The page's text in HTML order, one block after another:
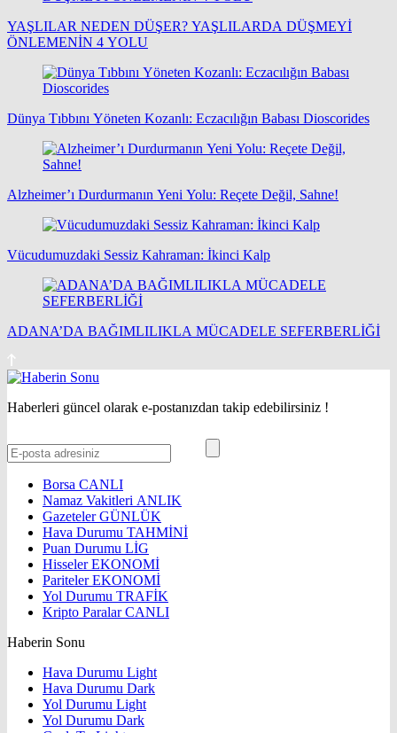
YAŞLILAR NEDEN DÜŞER? YAŞLILARDA DÜŞMEYİ
ÖNLEMENİN 4 YOLU
Dünya Tıbbını Yöneten Kozanlı: Eczacılığın Babası Dioscorides
Alzheimer’ı Durdurmanın Yeni Yolu: Reçete Değil, Sahne!
Vücudumuzdaki Sessiz Kahraman: İkinci Kalp
ADANA’DA BAĞIMLILIKLA MÜCADELE SEFERBERLİĞİ
Haberleri güncel olarak e-postanızdan takip edebilirsiniz !
Borsa CANLI
Namaz Vakitleri ANLIK
GazetelerGÜNLÜK
Hava Durumu TAHMİNİ
Puan Durumu LİG
HisselerEKONOMİ
ParitelerEKONOMİ
Yol Durumu TRAFİK
Kripto ParalarCANLI
Haberin Sonu
Hava Durumu Light
Hava Durumu Dark
Yol Durumu Light
Yol Durumu Dark